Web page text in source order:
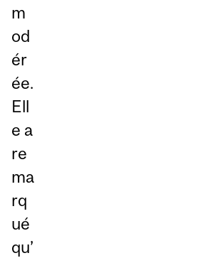
m
od
ér
ée.
Ell
e a
re
ma
rq
ué
qu’